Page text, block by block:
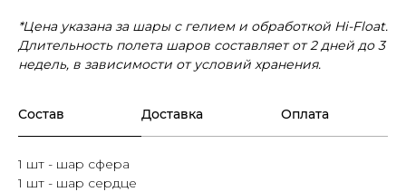
*Цена указана за шары с гелием и обработкой Hi-Float.
Длительность полета шаров составляет от 2 дней до 3
недель, в зависимости от условий хранения.
Состав Доставка Оплата
1 шт - шар сфера
1 шт - шар сердце